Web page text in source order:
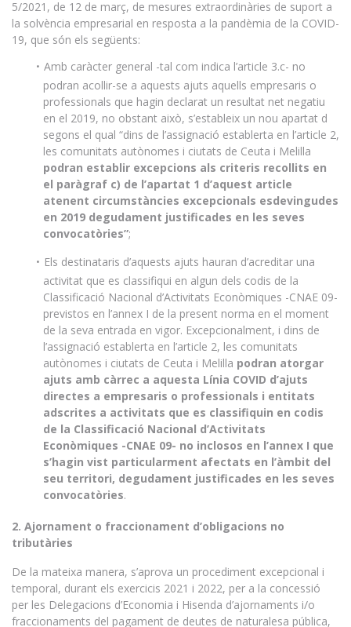
5/2021, de 12 de març, de mesures extraordinàries de suport a
la solvència empresarial en resposta a la pandèmia de la COVID-
19, que són els següents:
Amb caràcter general -tal com indica l’article 3.c- no
podran acollir-se a aquests ajuts aquells empresaris o
professionals que hagin declarat un resultat net negatiu
en el 2019, no obstant això, s’estableix un nou apartat d
segons el qual “dins de l’assignació establerta en l’article 2,
les comunitats autònomes i ciutats de Ceuta i Melilla
podran establir excepcions als criteris recollits en
el paràgraf c) de l’apartat 1 d’aquest article
atenent circumstàncies excepcionals esdevingudes
en 2019 degudament justificades en les seves
convocatòries”;
Els destinataris d’aquests ajuts hauran d’acreditar una
activitat que es classifiqui en algun dels codis de la
Classificació Nacional d’Activitats Econòmiques -CNAE 09-
previstos en l’annex I de la present norma en el moment
de la seva entrada en vigor. Excepcionalment, i dins de
l’assignació establerta en l’article 2, les comunitats
autònomes i ciutats de Ceuta i Melilla podran atorgar
ajuts amb càrrec a aquesta Línia COVID d’ajuts
directes a empresaris o professionals i entitats
adscrites a activitats que es classifiquin en codis
de la Classificació Nacional d’Activitats
Econòmiques -CNAE 09- no inclosos en l’annex I que
s’hagin vist particularment afectats en l’àmbit del
seu territori, degudament justificades en les seves
convocatòries.
2. Ajornament o fraccionament d’obligacions no
tributàries
De la mateixa manera, s’aprova un procediment excepcional i
temporal, durant els exercicis 2021 i 2022, per a la concessió
per les Delegacions d’Economia i Hisenda d’ajornaments i/o
fraccionaments del pagament de deutes de naturalesa pública,